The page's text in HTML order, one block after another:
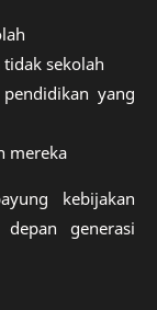
sekolah
yang
mereka
kebijakan
generasi